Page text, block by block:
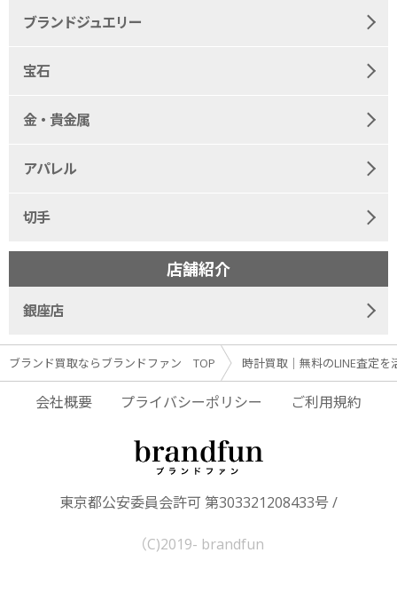
ブランド買取ならブランドファン TOP 時計買取｜無料のLINE査定を
ブランドジュエリー
宝石
金・貴金属
アパレル
切手
店舗紹介
銀座店
会社概要 プライバシーポリシー ご利用規約
東京都公安委員会許可 第303321208433号 /
（C)2019- brandfun